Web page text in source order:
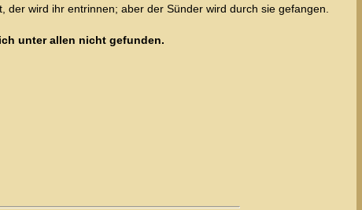
wird ihr entrinnen; aber der Sünder wird durch sie gefangen.
unter allen nicht gefunden.